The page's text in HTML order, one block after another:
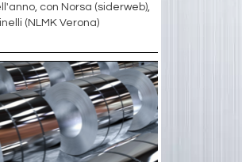
con Norsa (siderweb),
(NLMK Verona)